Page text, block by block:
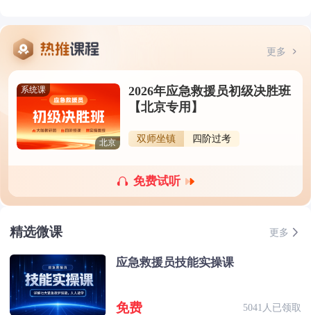
更多
系统课
北京
2026年应急救援员初级决胜班
【北京专用】
双师坐镇 四阶过考
免费试听
精选微课 更多
应急救援员技能实操课
免费 5041人已领取